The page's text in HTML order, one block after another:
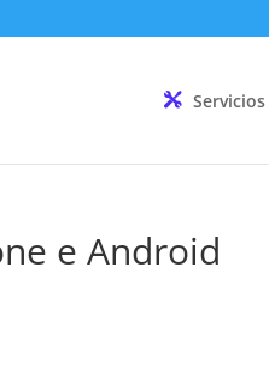
Servicios
e Android